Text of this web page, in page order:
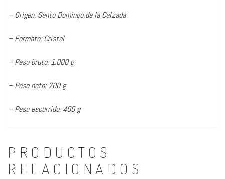
– Origen: Santo Domingo de la Calzada
– Formato: Cristal
– Peso bruto: 1.000 g
– Peso neto: 700 g
– Peso escurrido: 400 g
PRODUCTOS
RELACIONADOS